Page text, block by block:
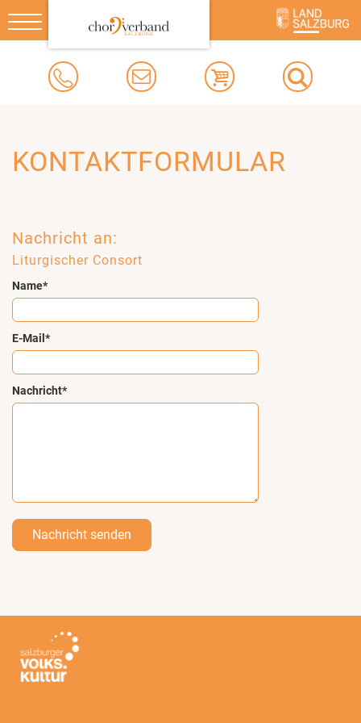
Toggle
navigation
KONTAKTFORMULAR
Nachricht an:
Liturgischer Consort
Name*
E-Mail*
Nachricht*
Nachricht senden